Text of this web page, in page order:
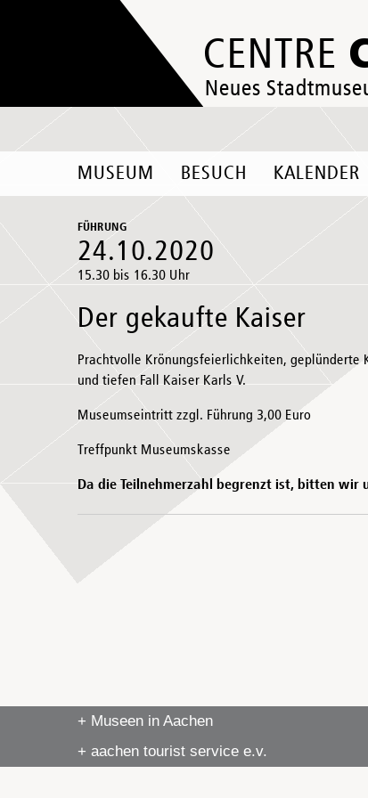
CENTRE
Neues
MUSEUM BESUCH KALENDER
FÜHRUNG
24.10.2020
15.30 bis 16.30 Uhr
Der gekaufte Kaiser
Prachtvolle Krönungsfeierlichkeiten,
und tiefen Fall Kaiser Karls V.
Museumseintritt zzgl. Führung 3,00 Euro
Treffpunkt Museumskasse
Da die Teilnehmerzahl begrenzt ist, bitten wir
+ Museen in Aachen
+ aachen tourist service e.v.